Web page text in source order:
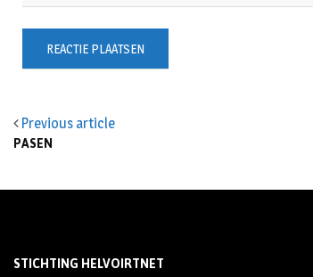
Previous article
PASEN
STICHTING HELVOIRTNET